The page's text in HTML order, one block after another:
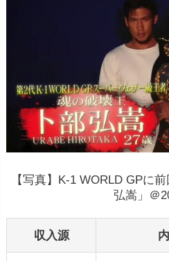
【写真】K-1 WORLD GPに
弘嵩」＠
収入源